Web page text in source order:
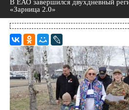
В ЕАО завершился двухдневный
«Зарница 2.0»